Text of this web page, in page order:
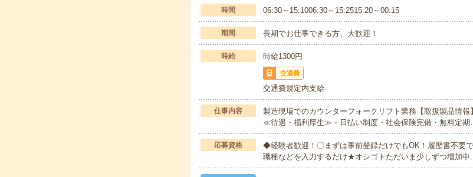
時間 06:30～15:1006:30～15:2515:20～00:15
期間 長期でお仕事できる方、大歓迎！
時給 時給1300円
交通費
交通費規定内支給
仕事内容
製造現場でのカウンターフォークリフト業務【取扱製品情
≪待遇・福利厚生≫・日払い制度・社会保険完備・無料定
応募資格
◆経験者歓迎！〇まずは事前登録だけでもOK！履歴書不要
職種などを入力するだけ★オシゴトただいま少しずつ増加